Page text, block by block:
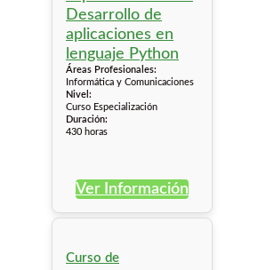
Áreas Profesionales:
Informática y Comunicaciones
Nivel:
Curso Especialización
Duración:
430 horas
Ver Información
Curso de